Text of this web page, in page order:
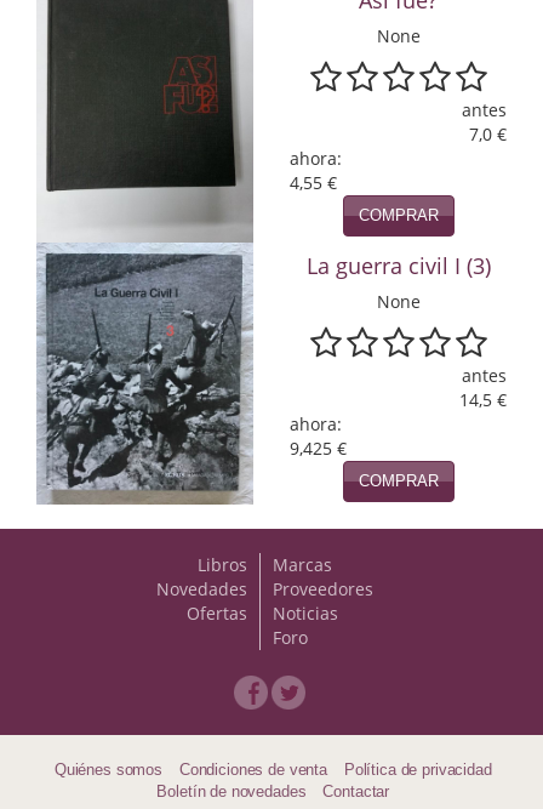
Naturaleza
Novela Extranjera
Novela fantástica
Novela histórica
Novela negra
Poesía
None
antes
7,0 €
ahora:
4,55 €
COMPRAR
La guerra civil I (3)
None
antes
14,5 €
ahora:
9,425 €
COMPRAR
Libros
Novedades
Ofertas
Marcas
Proveedores
Noticias
Foro
Quiénes somos Condiciones de venta
Política de privacidad
Boletín de novedades
Contactar